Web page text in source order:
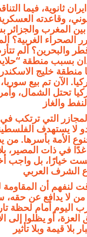
ثانوية، فيما
وقاعدته
المغرب والجزائر
الصحراء الغربية؟
والبحرين؟ ألم
بسبب منطقة
منطقة خليج
الآن تم بيع
تحتل الشمال،
التي ترتكب
لا يستهدف
الأمة بأسرها. من
في ذات المصير،
خيارًا، بل واجب
لنفهم أن
لا يدافع عن
اليوم أمام لحظة
العزة، أو يظلوا إلى